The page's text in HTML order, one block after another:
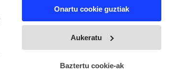
Onartu cookie guztiak
Aukeratu
Baztertu cookie-ak